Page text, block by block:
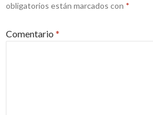
obligatorios están marcados con *
Comentario *